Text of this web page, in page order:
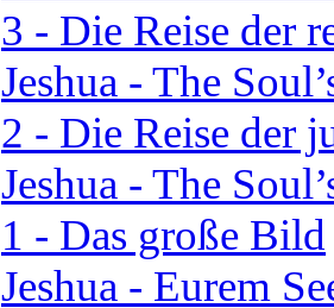
3 - Die Reise der
Jeshua - The
2 - Die Reise der
Jeshua - The
1 - Das große Bild
Jeshua - Eurem